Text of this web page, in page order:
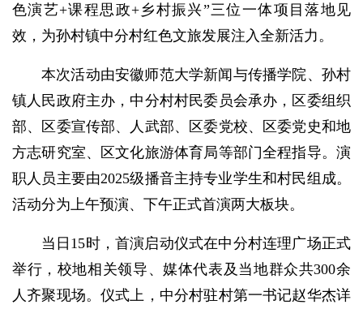
色演艺+课程思政+乡村振兴”三位一体项目落地见
效，为孙村镇中分村红色文旅发展注入全新活力。
本次活动由安徽师范大学新闻与传播学院、孙村
镇人民政府主办，中分村村民委员会承办，区委组织
部、区委宣传部、人武部、区委党校、区委党史和地
方志研究室、区文化旅游体育局等部门全程指导。演
职人员主要由2025级播音主持专业学生和村民组成。
活动分为上午预演、下午正式首演两大板块。
当日15时，首演启动仪式在中分村连理广场正式
举行，校地相关领导、媒体代表及当地群众共300余
人齐聚现场。仪式上，中分村驻村第一书记赵华杰详